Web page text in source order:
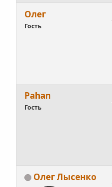
Олег
Гость
Pahan
Гость
Олег Лысенко